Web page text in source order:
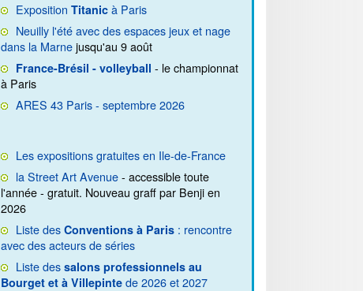
ExpositionTitanic à Paris
Neuilly l'été avec des espaces jeux et nage
dans la Marnejusqu'au 9 août
France-Brésil - volleyball - le championnat
à Paris
ARES 43 Paris - septembre 2026
Les expositions gratuites en Ile-de-France
la Street Art Avenue- accessible toute
l'année - gratuit. Nouveau graff par Benji en
2026
Liste desConventions à Paris : rencontre
avec des acteurs de séries
Liste dessalons professionnels au
Bourget et à Villepinte de 2026 et 2027